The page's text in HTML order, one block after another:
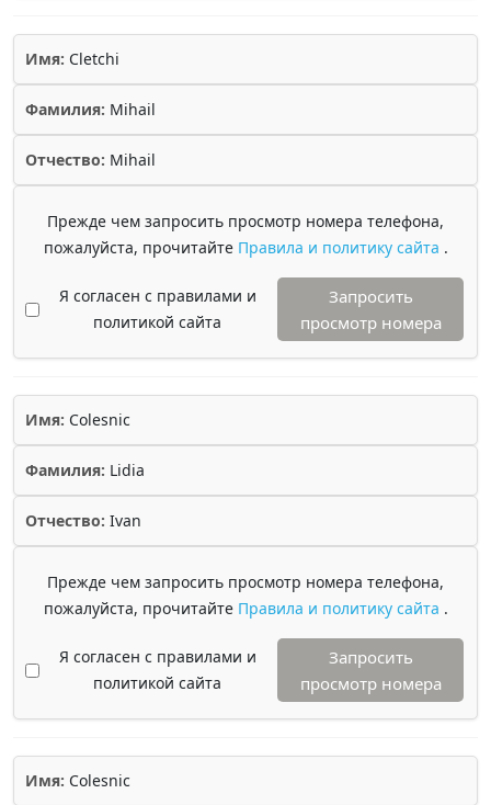
Имя: Cletchi
Фамилия: Mihail
Отчество: Mihail
Прежде чем запросить просмотр номера телефона,
пожалуйста, прочитайте Правила и политику сайта .
Я согласен с правилами и
политикой сайта
Запросить
просмотр номера
Имя: Colesnic
Фамилия: Lidia
Отчество: Ivan
Прежде чем запросить просмотр номера телефона,
пожалуйста, прочитайте Правила и политику сайта .
Я согласен с правилами и
политикой сайта
Запросить
просмотр номера
Имя: Colesnic